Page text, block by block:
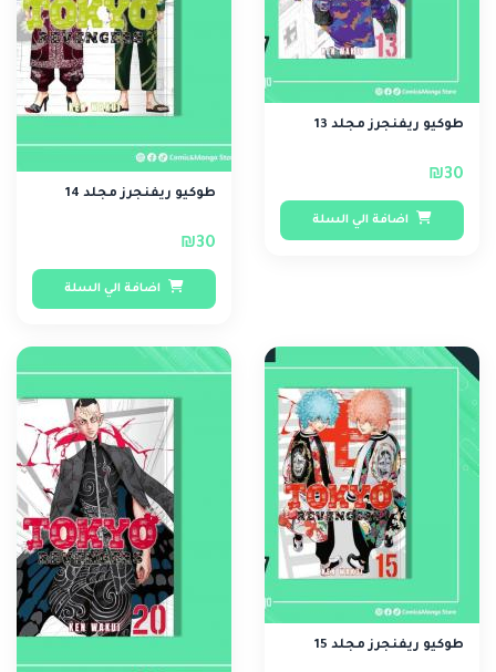
طوكيو ريفنجرز مجلد 13
₪30
اضافة الي السلة
طوكيو ريفنجرز مجلد 14
₪30
اضافة الي السلة
طوكيو ريفنجرز مجلد 15